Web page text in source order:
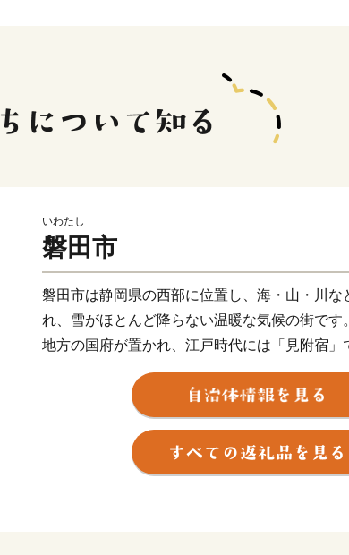
いわたし
磐田市
磐田市は静岡県の西部に位置し、海・山・川な
れ、雪がほとんど降らない温暖な気候の街です
地方の国府が置かれ、江戸時代には「見附宿」
くから歴史や文化が積み重ねられてきました。
ュビロ磐田」、及び「静岡ブルーレヴズ（ラグ
あり、スポーツのまちとして全国的に知られて